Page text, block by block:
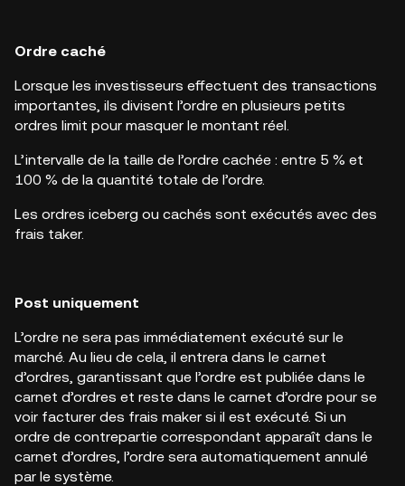
Ordre caché
Lorsque les investisseurs effectuent des transactions
importantes, ils divisent l’ordre en plusieurs petits
ordres limit pour masquer le montant réel.
L’intervalle de la taille de l’ordre cachée : entre 5 % et
100 % de la quantité totale de l’ordre.
Les ordres iceberg ou cachés sont exécutés avec des
frais taker.
Post uniquement
L’ordre ne sera pas immédiatement exécuté sur le
marché. Au lieu de cela, il entrera dans le carnet
d’ordres, garantissant que l’ordre est publiée dans le
carnet d’ordres et reste dans le carnet d’ordre pour se
voir facturer des frais maker si il est exécuté. Si un
ordre de contrepartie correspondant apparaît dans le
carnet d’ordres, l’ordre sera automatiquement annulé
par le système.